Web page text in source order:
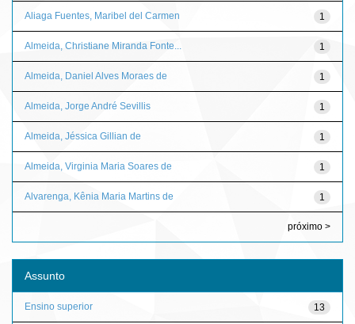
1
Aliaga Fuentes, Maribel del Carmen
1
Almeida, Christiane Miranda Fonte...
1
Almeida, Daniel Alves Moraes de
1
Almeida, Jorge André Sevillis
1
Almeida, Jéssica Gillian de
1
Almeida, Virginia Maria Soares de
1
Alvarenga, Kênia Maria Martins de
próximo >
Assunto
13
Ensino superior